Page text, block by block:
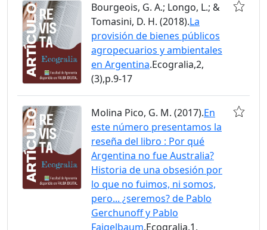
Bourgeois, G. A.; Longo, L.; &
Tomasini, D. H. (2018).La
provisión de bienes públicos
agropecuarios y ambientales
en Argentina.Ecogralia,2,
(3),p.9-17
Molina Pico, G. M. (2017).En
este número presentamos la
reseña del libro : Por qué
Argentina no fue Australia?
Historia de una obsesión por
lo que no fuimos, ni somos,
pero... ¿seremos? de Pablo
Gerchunoff y Pablo
Fajgelbaum.Ecogralia,1,